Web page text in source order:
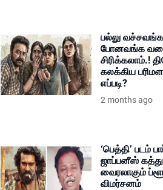
பல்லு வச்சவங்க
போனவங்க
சிரிக்கலாம்.!
கலக்கிய
எப்படி?
2 months ago
‘பெத்தி’ படம்
ஜாப்பனீஸ்
வைரலாகும்
விமர்சனம்